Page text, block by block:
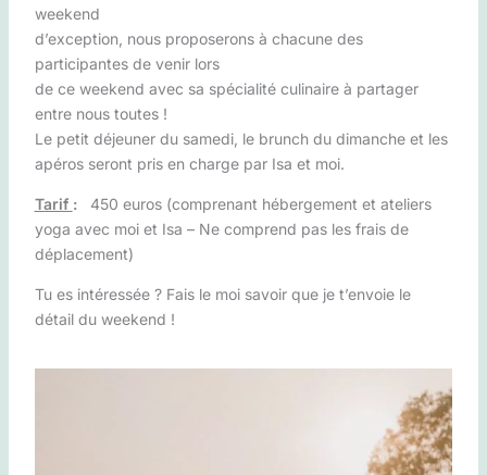
weekend
d’exception, nous proposerons à chacune des
participantes de venir lors
de ce weekend avec sa spécialité culinaire à partager
entre nous toutes !
Le petit déjeuner du samedi, le brunch du dimanche et les
apéros seront pris en charge par Isa et moi.
Tarif :
450 euros (comprenant hébergement et ateliers
yoga avec moi et Isa – Ne comprend pas les frais de
déplacement)
Tu es intéressée ? Fais le moi savoir que je t’envoie le
détail du weekend !